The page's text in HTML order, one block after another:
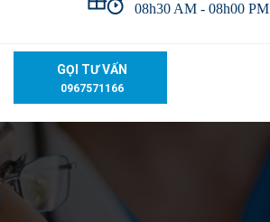
08h30 AM - 08h00 PM
GỌI TƯ VẤN
0967571166